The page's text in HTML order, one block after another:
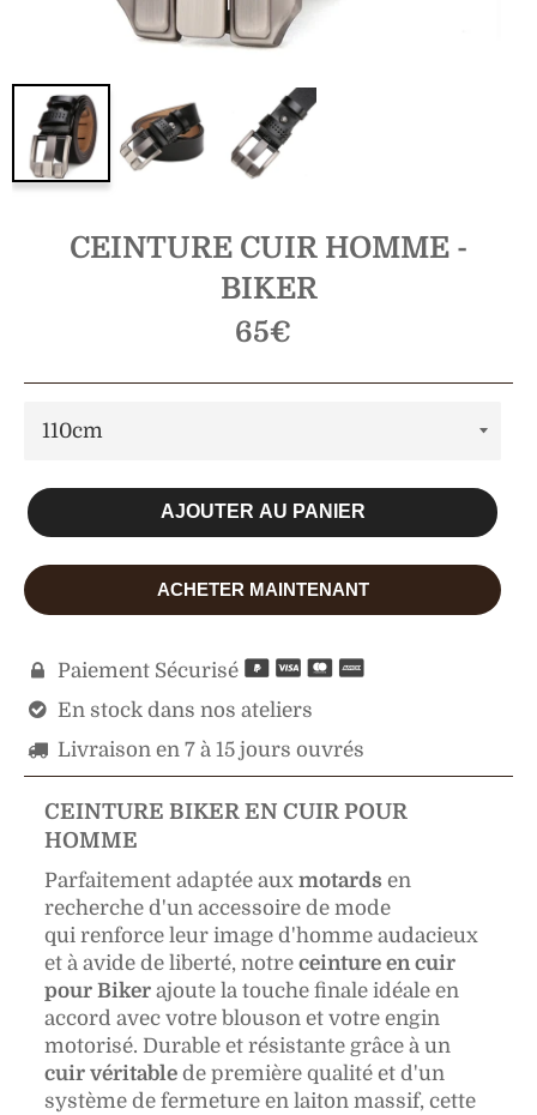
CEINTURE CUIR HOMME -
BIKER
Prix
régulier
65€
AJOUTER AU PANIER
ACHETER MAINTENANT
 Paiement Sécurisé
 En stock dans nos ateliers
 Livraison en 7 à 15 jours ouvrés
CEINTURE BIKER EN CUIR POUR
HOMME
Parfaitement adaptée aux motards en
recherche d'un accessoire de mode
qui renforce leur image d'homme audacieux
et à avide de liberté, notre ceinture en cuir
pour Biker ajoute la touche finale idéale en
accord avec votre blouson et votre engin
motorisé. Durable et résistante grâce à un
cuir véritable de première qualité et d'un
système de fermeture en laiton massif, cette